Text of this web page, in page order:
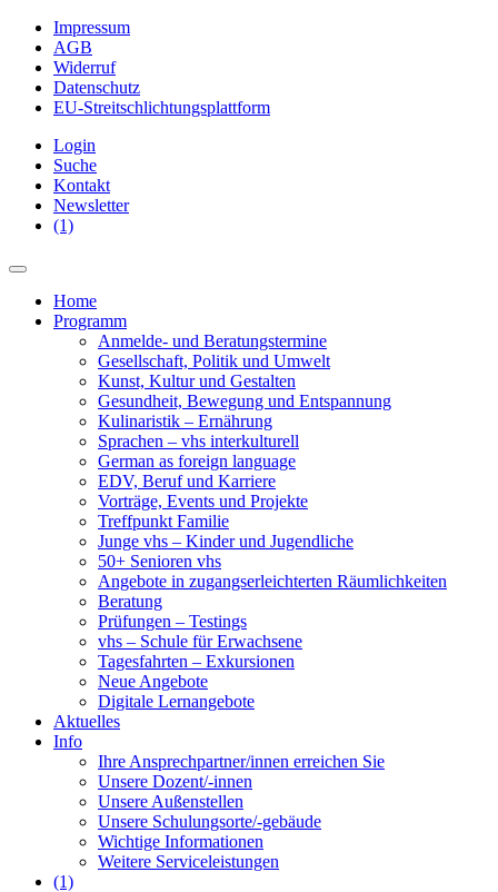
Impressum
AGB
Widerruf
Datenschutz
EU-Streitschlichtungsplattform
Login
Suche
Kontakt
Newsletter
(1)
Home
Programm
Anmelde- und Beratungstermine
Gesellschaft, Politik und Umwelt
Kunst, Kultur und Gestalten
Gesundheit, Bewegung und Entspannung
Kulinaristik – Ernährung
Sprachen – vhs interkulturell
German as foreign language
EDV, Beruf und Karriere
Vorträge, Events und Projekte
Treffpunkt Familie
Junge vhs – Kinder und Jugendliche
50+ Senioren vhs
Angebote in zugangserleichterten Räumlichkeiten
Beratung
Prüfungen – Testings
vhs – Schule für Erwachsene
Tagesfahrten – Exkursionen
Neue Angebote
Digitale Lernangebote
Aktuelles
Info
Ihre Ansprechpartner/innen erreichen Sie
Unsere Dozent/-innen
Unsere Außenstellen
Unsere Schulungsorte/-gebäude
Wichtige Informationen
Weitere Serviceleistungen
(1)